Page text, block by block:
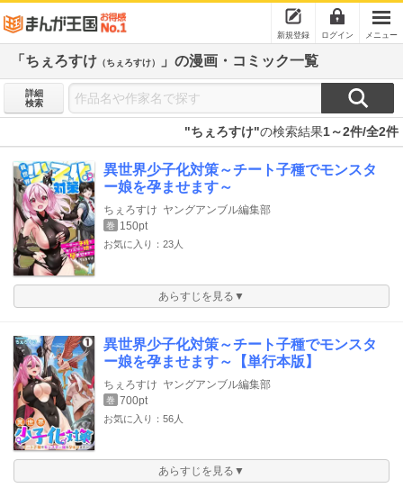
新規登録 ログイン メニュー
「ちぇろすけ （ちぇろすけ） 」の漫画・コミック一覧
詳細
検索
"ちぇろすけ"の検索結果1～2件/全2件
異世界少子化対策～チート子種でモンスタ
ー娘を孕ませます～
ちぇろすけ ヤングアンブル編集部
巻 150pt
お気に入り：23人
あらすじを見る▼
異世界少子化対策～チート子種でモンスタ
ー娘を孕ませます～【単行本版】
ちぇろすけ ヤングアンブル編集部
巻 700pt
お気に入り：56人
あらすじを見る▼